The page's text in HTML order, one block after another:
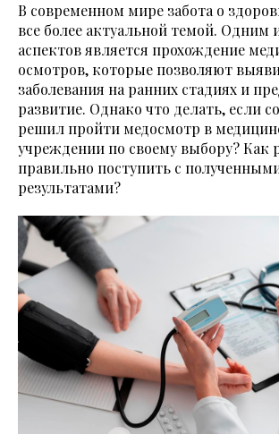
В современном мире забота о
все более актуальной темой. Одним
аспектов является прохождение
осмотров, которые позволяют
заболевания на ранних стадиях и
развитие. Однако что делать, если
решил пройти медосмотр в
учреждении по своему выбору? Как
правильно поступить с
результатами?